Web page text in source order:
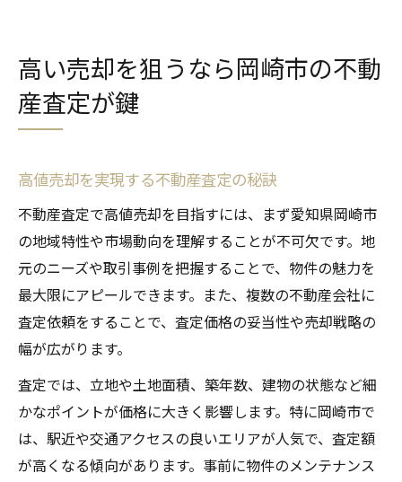
高い売却を狙うなら岡崎市の不動
産査定が鍵
高値売却を実現する不動産査定の秘訣
不動産査定で高値売却を目指すには、まず愛知県岡崎市
の地域特性や市場動向を理解することが不可欠です。地
元のニーズや取引事例を把握することで、物件の魅力を
最大限にアピールできます。また、複数の不動産会社に
査定依頼をすることで、査定価格の妥当性や売却戦略の
幅が広がります。
査定では、立地や土地面積、築年数、建物の状態など細
かなポイントが価格に大きく影響します。特に岡崎市で
は、駅近や交通アクセスの良いエリアが人気で、査定額
が高くなる傾向があります。事前に物件のメンテナンス